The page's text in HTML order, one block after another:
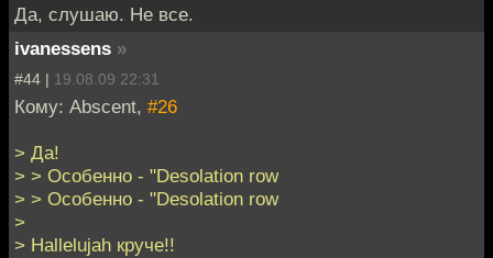
Да, слушаю. Не все.
ivanessens »
#44 | 19.08.09 22:31
Кому: Abscent, #26
> Да!
> > Особенно - "Desolation row
> > Особенно - "Desolation row
>
> Hallelujah круче!!